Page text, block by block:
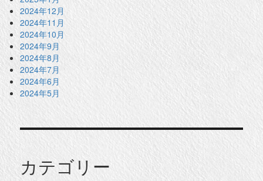
2024年12月
2024年11月
2024年10月
2024年9月
2024年8月
2024年7月
2024年6月
2024年5月
カテゴリー